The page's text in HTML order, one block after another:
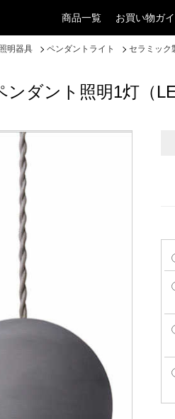
商品一覧 お買い物ガ
明器具 ペンダントライト セラミック
ダント照明1灯（